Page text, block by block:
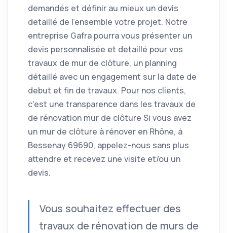
demandés et définir au mieux un devis
detaillé de l'ensemble votre projet. Notre
entreprise Gafra pourra vous présenter un
devis personnalisée et detaillé pour vos
travaux de mur de clôture, un planning
détaillé avec un engagement sur la date de
debut et fin de travaux. Pour nos clients,
c'est une transparence dans les travaux de
de rénovation mur de clôture Si vous avez
un mur de clôture à rénover en Rhône, à
Bessenay 69690, appelez-nous sans plus
attendre et recevez une visite et/ou un
devis.
Vous souhaitez effectuer des
travaux de rénovation de murs de